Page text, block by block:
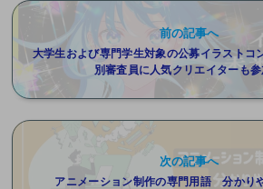
前の記事へ
大学生および専門学生対象の公募イラストコ
別審査員に人気クリエイターも
次の記事へ
アニメーション制作の専門用語 分かり